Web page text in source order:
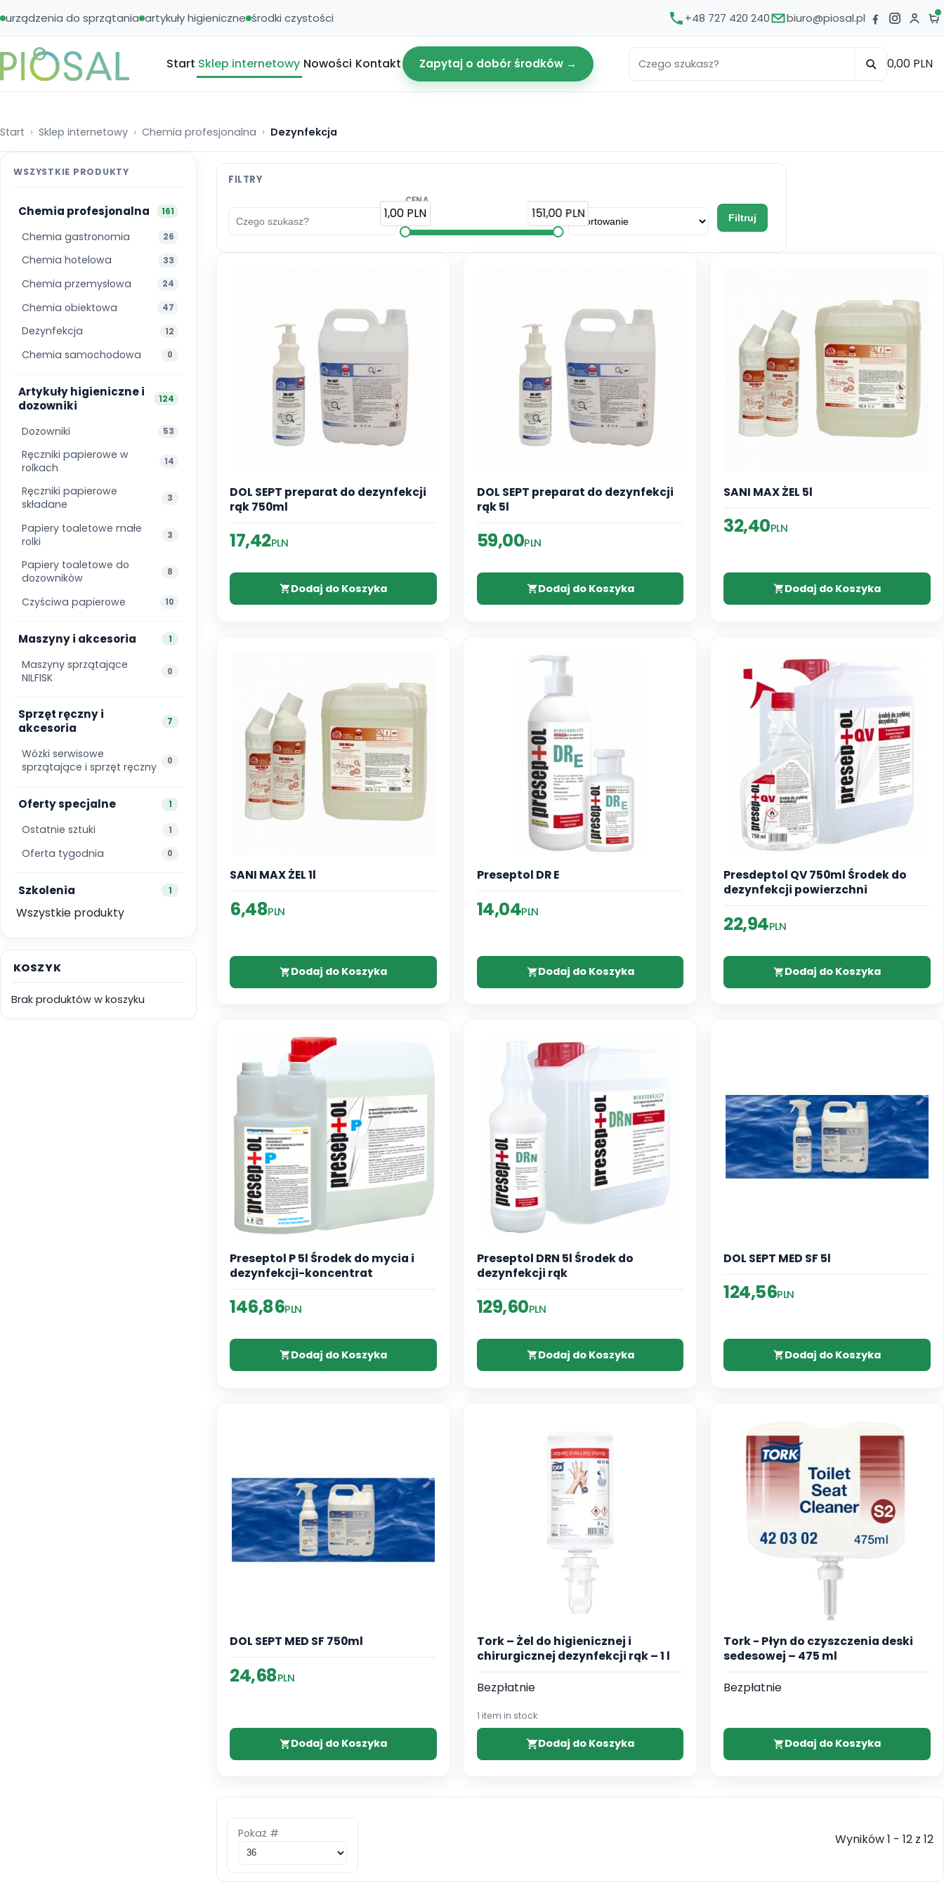
urządzenia do sprzątania artykuły higieniczne środki czystości +48 727 420 240 biuro@piosal.pl
Start Sklep internetowy Nowości Kontakt Zapytaj o dobór środków → 0,00 PLN
Start Sklep internetowy Chemia profesjonalna Dezynfekcja
WSZYSTKIE PRODUKTY
Chemia profesjonalna 161
Chemia gastronomia 26
Chemia hotelowa 33
Chemia przemysłowa 24
Chemia obiektowa 47
Dezynfekcja 12
Chemia samochodowa 0
Artykuły higieniczne i
dozowniki
124
Dozowniki 53
Ręczniki papierowe w
rolkach
14
Ręczniki papierowe
składane
3
Papiery toaletowe małe
rolki
3
Papiery toaletowe do
dozowników
8
Czyściwa papierowe 10
Maszyny i akcesoria 1
Maszyny sprzątające
NILFISK
0
Sprzęt ręczny i
akcesoria
7
Wózki serwisowe
sprzątające i sprzęt ręczny
0
Oferty specjalne 1
Ostatnie sztuki 1
Oferta tygodnia 0
Szkolenia 1
Wszystkie produkty
KOSZYK
Brak produktów w koszyku
CENA
1,00 PLN 151,00 PLN
17,42PLN
DOL SEPT preparat do dezynfekcji
rąk 750ml
Dodaj do Koszyka
59,00PLN
DOL SEPT preparat do dezynfekcji
rąk 5l
Dodaj do Koszyka
32,40PLN
SANI MAX ŻEL 5l
Dodaj do Koszyka
6,48PLN
SANI MAX ŻEL 1l
Dodaj do Koszyka
14,04PLN
Preseptol DR E
Dodaj do Koszyka
22,94PLN
Presdeptol QV 750ml Środek do
dezynfekcji powierzchni
Dodaj do Koszyka
146,86PLN
Preseptol P 5l Środek do mycia i
dezynfekcji-koncentrat
Dodaj do Koszyka
129,60PLN
Preseptol DRN 5l Środek do
dezynfekcji rąk
Dodaj do Koszyka
124,56PLN
DOL SEPT MED SF 5l
Dodaj do Koszyka
24,68PLN
DOL SEPT MED SF 750ml
Dodaj do Koszyka
Bezpłatnie
Tork – Żel do higienicznej i
chirurgicznej dezynfekcji rąk – 1 l
1 item in stock
Dodaj do Koszyka
Bezpłatnie
Tork - Płyn do czyszczenia deski
sedesowej – 475 ml
Dodaj do Koszyka
Pokaż # Wyników 1 - 12 z 12